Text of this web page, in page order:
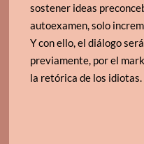
sostener ideas
autoexamen, solo
Y con ello, el diálogo
previamente, por el
la retórica de los idiotas.